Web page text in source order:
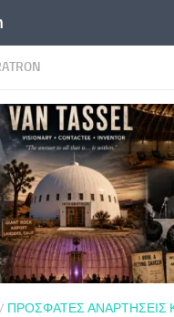
/ ΠΡΌΣΦΑΤΕΣ ΑΝΑΡΤΉΣΕΙΣ